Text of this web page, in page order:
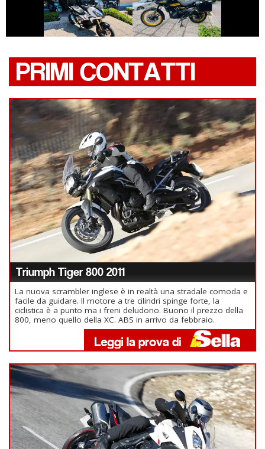
HONDA X-ADV
HIMALAYAN
PRIMI CONTATTI
Triumph Tiger 800 2011
La nuova scrambler inglese è in realtà una stradale comoda e
facile da guidare. Il motore a tre cilindri spinge forte, la
ciclistica è a punto ma i freni deludono. Buono il prezzo della
800, meno quello della XC. ABS in arrivo da febbraio.